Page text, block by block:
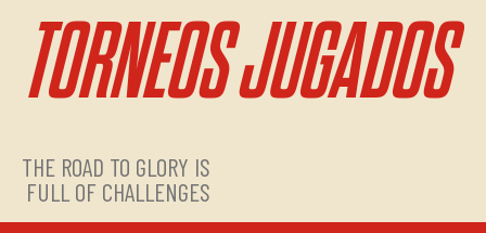
TORNEOS JUGADOS
THE ROAD TO GLORY IS
FULL OF CHALLENGES